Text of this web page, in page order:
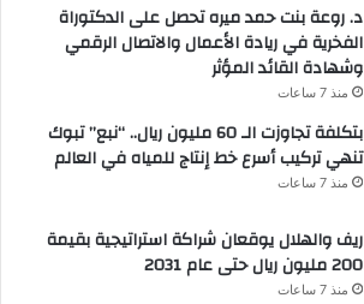
د. روعة بنت حمد ميره تحصل على الدكتوراة
الفخرية في ريادة الأعمال والاتصال الرقمي
وشهادة القائد المؤثر
منذ 7 ساعات
بتكلفة تجاوزت الـ 60 مليون ريال.. “نبع” تبوك
تنهي تركيب أسرع خط إنتاج للمياه في العالم
منذ 7 ساعات
ريف والهلال يوقعان شراكة استراتيجية بقيمة
200 مليون ريال حتى عام 2031
منذ 7 ساعات